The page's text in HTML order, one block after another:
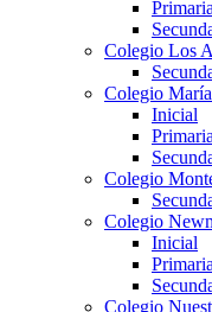
Colegio Los
Colegio
Inicial
Colegio
Colegio
Inicial
Colegio